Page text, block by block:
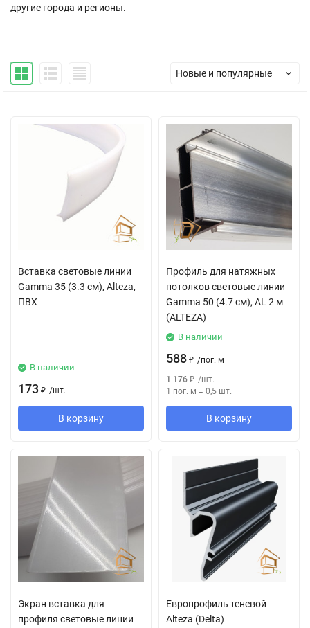
другие города и регионы.
Новые и популярные
Вставка световые линии
Gamma 35 (3.3 см), Alteza,
ПВХ
В наличии
173 ₽ /шт.
В корзину
Профиль для натяжных
потолков световые линии
Gamma 50 (4.7 см), AL 2 м
(ALTEZA)
В наличии
588 ₽ /пог. м
1 176 ₽ /шт.
1 пог. м = 0,5 шт.
В корзину
Экран вставка для
профиля световые линии
Европрофиль теневой
Alteza (Delta)